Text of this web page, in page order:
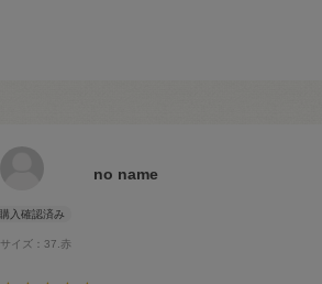
no name
サイズ：37.赤